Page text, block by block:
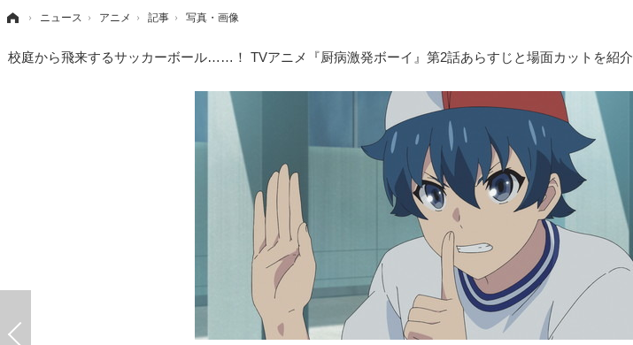
› ニュース › アニメ › 記事 › 写真・画像
校庭から飛来するサッカーボール……！ TVアニメ『厨病激発ボーイ』第2話あらすじと場面カットを紹介